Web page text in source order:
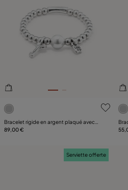
4,2 sur 5 Evaluation des clients
Bracelet rigide en argent plaqué avec
perle
89,00 €
Serviette offerte